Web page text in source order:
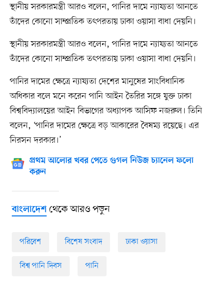
স্থানীয় সরকারমন্ত্রী আরও বলেন, পানির দামে ন্যায্যতা আনতে
তাঁদের কোনো সাম্প্রতিক তৎপরতায় ঢাকা ওয়াসা বাধা দেয়নি।
স্থানীয় সরকারমন্ত্রী আরও বলেন, পানির দামে ন্যায্যতা আনতে
তাঁদের কোনো সাম্প্রতিক তৎপরতায় ঢাকা ওয়াসা বাধা দেয়নি।
পানির দামের ক্ষেত্রে ন্যায্যতা দেশের মানুষের সাংবিধানিক
অধিকার বলে মনে করেন পানি আইন তৈরির সঙ্গে যুক্ত ঢাকা
বিশ্ববিদ্যালয়ের আইন বিভাগের অধ্যাপক আসিফ নজরুল। তিনি
বলেন, ‘পানির দামের ক্ষেত্রে বড় আকারের বৈষম্য রয়েছে। এর
নিরসন দরকার।’
প্রথম আলোর খবর পেতে গুগল নিউজ চ্যানেল ফলো
করুন
বাংলাদেশথেকে আরও পড়ুন
পরিবেশ বিশেষ সংবাদ ঢাকা ওয়াসা
বিশ্ব পানি দিবস পানি